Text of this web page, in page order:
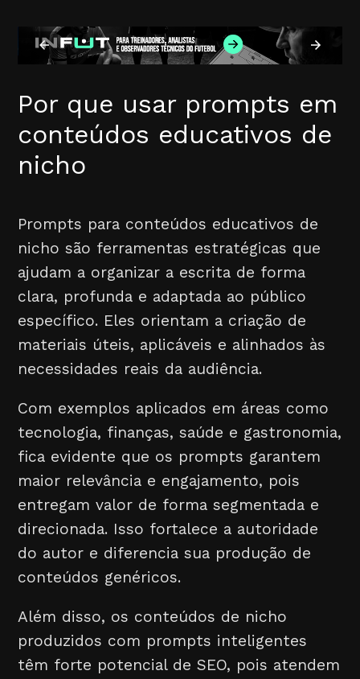
Por que usar prompts em
conteúdos educativos de
nicho
Prompts para conteúdos educativos de
nicho são ferramentas estratégicas que
ajudam a organizar a escrita de forma
clara, profunda e adaptada ao público
específico. Eles orientam a criação de
materiais úteis, aplicáveis e alinhados às
necessidades reais da audiência.
Com exemplos aplicados em áreas como
tecnologia, finanças, saúde e gastronomia,
fica evidente que os prompts garantem
maior relevância e engajamento, pois
entregam valor de forma segmentada e
direcionada. Isso fortalece a autoridade
do autor e diferencia sua produção de
conteúdos genéricos.
Além disso, os conteúdos de nicho
produzidos com prompts inteligentes
têm forte potencial de SEO, pois atendem